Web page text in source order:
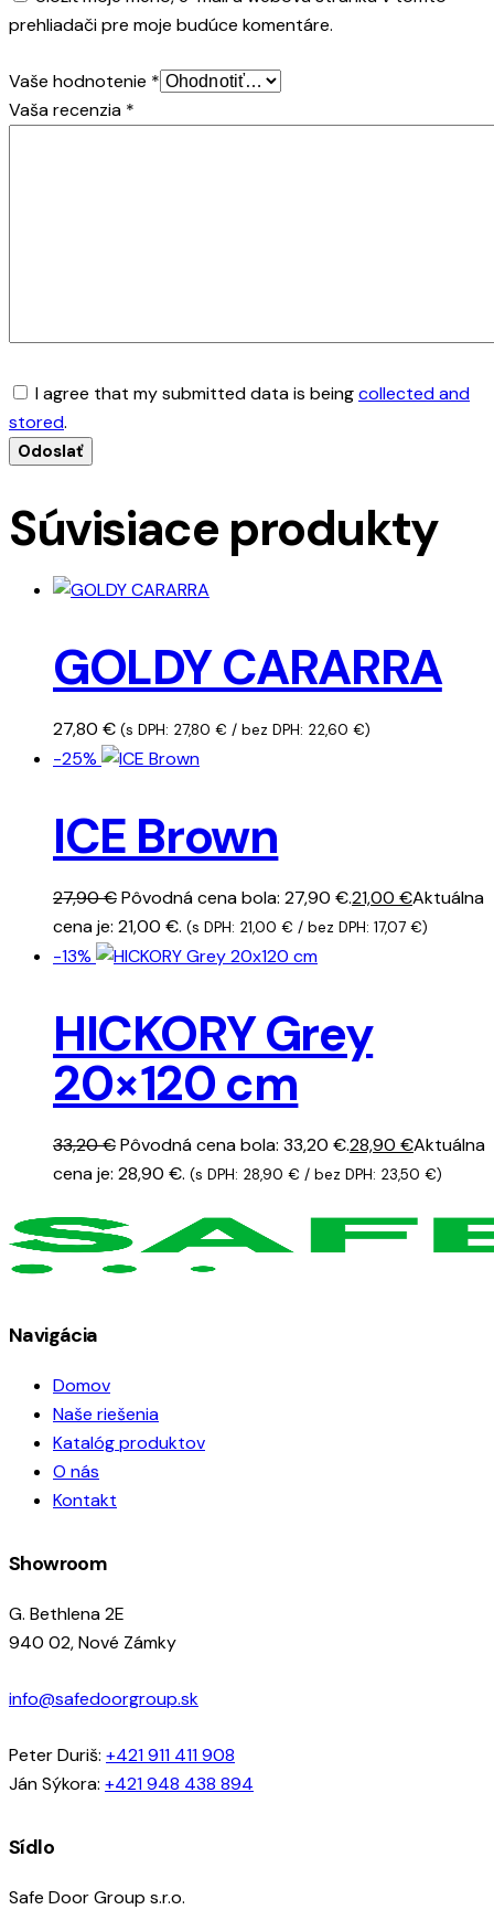
prehliadači pre moje budúce komentáre.
Vaše hodnotenie *
Vaša recenzia *
I agree that my submitted data is beingcollected and
stored.
Súvisiace produkty
GOLDY CARARRA
27,80 € (s DPH: 27,80 € / bez DPH: 22,60 €)
-25%
ICE Brown
27,90€Pôvodná cena bola: 27,90 €.21,00 €Aktuálna
cena je: 21,00 €. (s DPH: 21,00 € / bez DPH: 17,07 €)
-13%
HICKORY Grey
20×120 cm
33,20€Pôvodná cena bola: 33,20 €.28,90 €Aktuálna
cena je: 28,90 €. (s DPH: 28,90 € / bez DPH: 23,50 €)
Navigácia
Domov
Naše riešenia
Katalóg produktov
O nás
Kontakt
Showroom
G. Bethlena 2E
940 02, Nové Zámky
info@safedoorgroup.sk
Peter Duriš: +421 911 411 908
Ján Sýkora: +421 948 438 894
Sídlo
Safe Door Group s.r.o.